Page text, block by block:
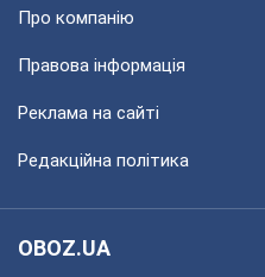
Про компанію
Правова інформація
Реклама на сайті
Редакційна політика
OBOZ.UA